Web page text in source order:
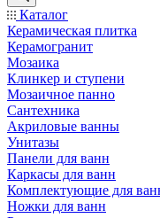
Каталог
Керамическая плитка
Керамогранит
Мозаика
Клинкер и ступени
Мозаичное панно
Сантехника
Акриловые ванны
Унитазы
Панели для ванн
Каркасы для ванн
Комплектующие для
Ножки для ванн